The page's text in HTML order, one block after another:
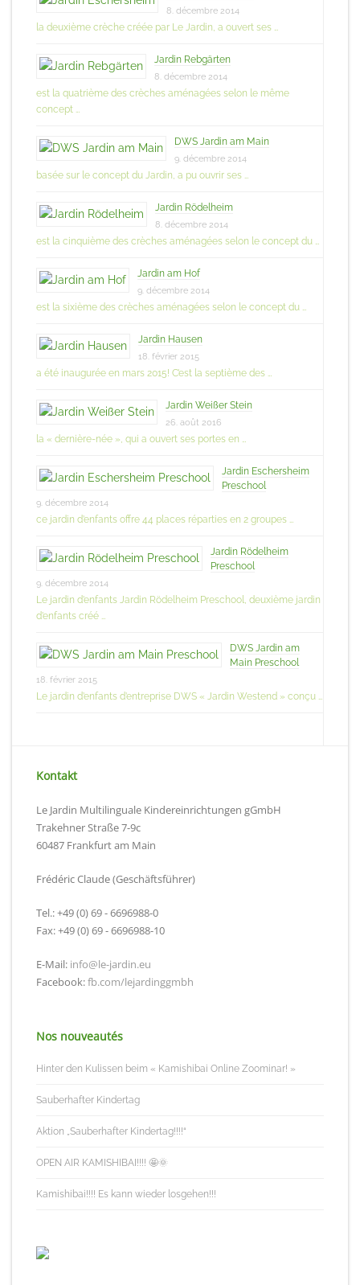
8. décembre 2014
la deuxième crèche créée par Le Jardin, a ouvert ses …
Jardin Rebgärten
8. décembre 2014
est la quatrième des crèches aménagées selon le même
concept …
DWS Jardin am Main
9. décembre 2014
basée sur le concept du Jardin, a pu ouvrir ses …
Jardin Rödelheim
8. décembre 2014
est la cinquième des crèches aménagées selon le concept du …
Jardin am Hof
9. décembre 2014
est la sixième des crèches aménagées selon le concept du …
Jardin Hausen
18. février 2015
a été inaugurée en mars 2015! C’est la septième des …
Jardin Weißer Stein
26. août 2016
la « dernière-née », qui a ouvert ses portes en …
Jardin Eschersheim
Preschool
9. décembre 2014
ce jardin d’enfants offre 44 places réparties en 2 groupes …
Jardin Rödelheim
Preschool
9. décembre 2014
Le jardin d’enfants Jardin Rödelheim Preschool, deuxième jardin
d’enfants créé …
DWS Jardin am
Main Preschool
18. février 2015
Le jardin d’enfants d’entreprise DWS « Jardin Westend » conçu …
Kontakt
Le Jardin Multilinguale Kindereinrichtungen gGmbH
Trakehner Straße 7-9c
60487 Frankfurt am Main
Frédéric Claude (Geschäftsführer)
Tel.: +49 (0) 69 - 6696988-0
Fax: +49 (0) 69 - 6696988-10
E-Mail: info@le-jardin.eu
Facebook:fb.com/lejardinggmbh
Nos nouveautés
Hinter den Kulissen beim « Kamishibai Online Zoominar! »
Sauberhafter Kindertag
Aktion „Sauberhafter Kindertag!!!!“
OPEN AIR KAMISHIBAI!!!! 🤩🌞
Kamishibai!!!! Es kann wieder losgehen!!!